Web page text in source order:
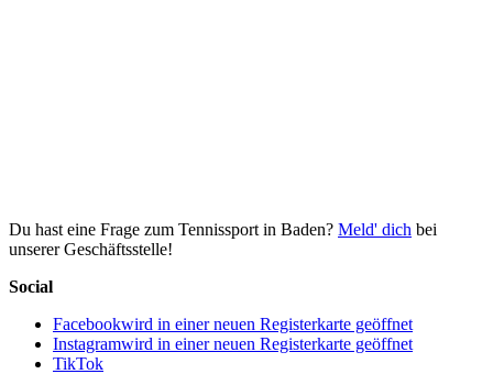
Du hast eine Frage zum Tennissport in Baden? Meld' dich bei
unserer Geschäftsstelle!
Social
Facebookwird in einer neuen Registerkarte geöffnet
Instagramwird in einer neuen Registerkarte geöffnet
TikTok